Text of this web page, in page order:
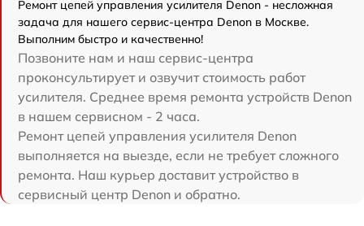
Ремонт цепей управления усилителя Denon - несложная
задача для нашего сервис-центра Denon в Москве.
Выполним быстро и качественно!
Позвоните нам и наш сервис-центра
проконсультирует и озвучит стоимость работ
усилителя. Среднее время ремонта устройств Denon
в нашем сервисном - 2 часа.
Ремонт цепей управления усилителя Denon
выполняется на выезде, если не требует сложного
ремонта. Наш курьер доставит устройство в
сервисный центр Denon и обратно.